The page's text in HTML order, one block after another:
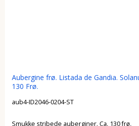
Aubergine frø. Listada de Gandia.
130 Frø.
aub4-ID2046-0204-ST
Smukke stribede auberginer. Ca. 130 frø.